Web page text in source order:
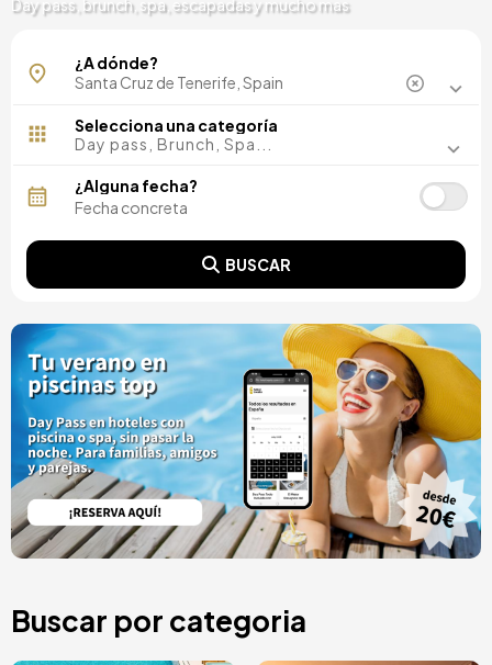
Day pass, brunch, spa, escapadas y mucho mas
¿A dónde?
Selecciona una categoría
Day pass, Brunch, Spa...
¿Alguna fecha?
BUSCAR
Buscar por categoria